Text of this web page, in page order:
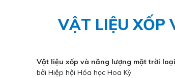
VẬT LIỆU XỐP
Vật liệu xốp và năng lượng mặt trời
bởi Hiệp hội Hóa học Hoa Kỳ